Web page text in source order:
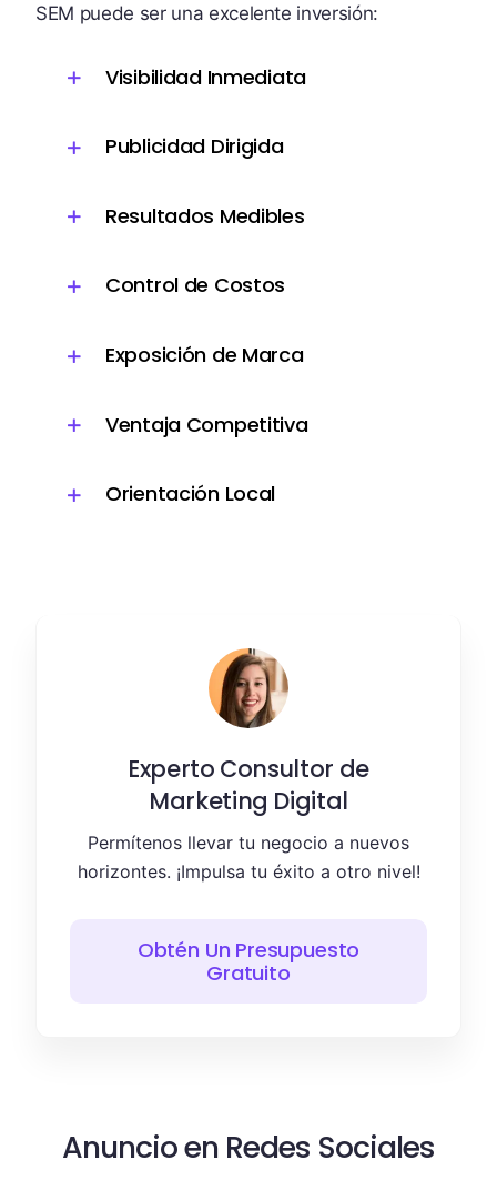
SEM puede ser una excelente inversión:
Visibilidad Inmediata
Publicidad Dirigida
Resultados Medibles
Control de Costos
Exposición de Marca
Ventaja Competitiva
Orientación Local
Experto Consultor de
Marketing Digital
Permítenos llevar tu negocio a nuevos
horizontes. ¡Impulsa tu éxito a otro nivel!
Obtén Un Presupuesto
Gratuito
Anuncio en Redes Sociales